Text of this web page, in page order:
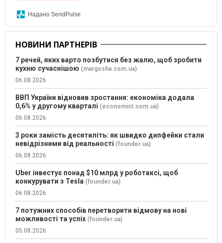
Надано SendPulse
НОВИНИ ПАРТНЕРІВ
7 речей, яких варто позбутися без жалю, щоб зробити
кухню сучаснішою (margosha.com.ua)
06.08.2026
ВВП України відновив зростання: економіка додала
0,6% у другому кварталі (economist.com.ua)
06.08.2026
3 роки замість десятиліть: як швидко дипфейки стали
невідрізними від реальності (founder.ua)
06.08.2026
Uber інвестує понад $10 млрд у роботаксі, щоб
конкурувати з Tesla (founder.ua)
06.08.2026
7 потужних способів перетворити відмову на нові
можливості та успіх (founder.ua)
05.08.2026